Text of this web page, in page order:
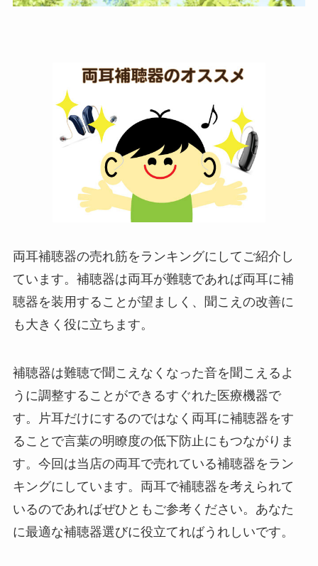
両耳補聴器の売れ筋をランキングにしてご紹介し
ています。補聴器は両耳が難聴であれば両耳に補
聴器を装用することが望ましく、聞こえの改善に
も大きく役に立ちます。
補聴器は難聴で聞こえなくなった音を聞こえるよ
うに調整することができるすぐれた医療機器で
す。片耳だけにするのではなく両耳に補聴器をす
ることで言葉の明瞭度の低下防止にもつながりま
す。今回は当店の両耳で売れている補聴器をラン
キングにしています。両耳で補聴器を考えられて
いるのであればぜひともご参考ください。あなた
に最適な補聴器選びに役立てればうれしいです。